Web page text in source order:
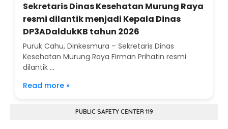
Sekretaris Dinas Kesehatan Murung Raya
resmi dilantik menjadi Kepala Dinas
DP3ADaldukKB tahun 2026
Puruk Cahu, Dinkesmura – Sekretaris Dinas
Kesehatan Murung Raya Firman Prihatin resmi
dilantik ...
Read more »
PUBLIC SAFETY CENTER 119